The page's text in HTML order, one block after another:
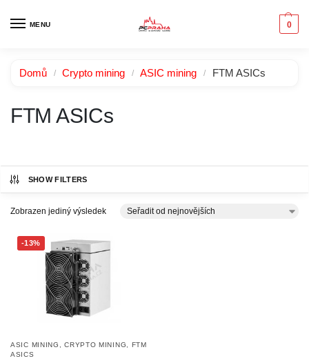
MENU 0
Domů / Crypto mining / ASIC mining / FTM ASICs
FTM ASICs
SHOW FILTERS
Zobrazen jediný výsledek
-13%
ASIC MINING ,CRYPTO MINING, FTM
ASICS